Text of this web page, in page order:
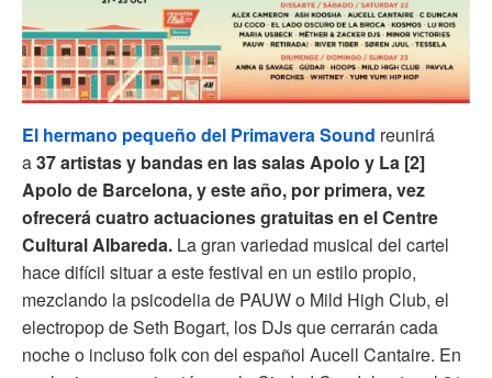
El hermano pequeño del Primavera Sound reunirá
a37 artistas y bandas en las salas Apolo y La [2]
Apolo de Barcelona, y este año, por primera, vez
ofrecerá cuatro actuaciones gratuitas en el Centre
Cultural Albareda. La gran variedad musical del cartel
hace difícil situar a este festival en un estilo propio,
mezclando la psicodelia de PAUW o Mild High Club, el
electropop de Seth Bogart, los DJs que cerrarán cada
noche o incluso folk con del español Aucell Cantaire. En